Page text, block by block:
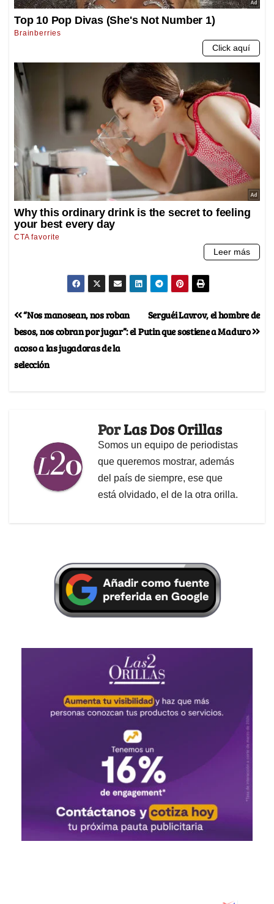
Serguéi Lavrov, el hombre de
Putin que sostiene a Maduro
“Nos manosean, nos roban
besos, nos cobran por jugar”: el
acoso a las jugadoras de la
selección
PorLas Dos Orillas
Somos un equipo de periodistas
que queremos mostrar, además
del país de siempre, ese que
está olvidado, el de la otra orilla.